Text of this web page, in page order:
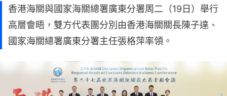
香港海關與國家海關總署廣東分署周二（19日）舉行
高層會晤，雙方代表團分別由香港海關關長陳子達、
國家海關總署廣東分署主任張格萍率領。